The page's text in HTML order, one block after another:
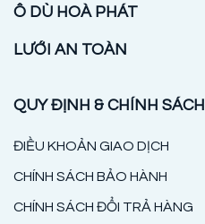
Ô DÙ HOÀ PHÁT
LƯỚI AN TOÀN
QUY ĐỊNH & CHÍNH SÁCH
ĐIỀU KHOẢN GIAO DỊCH
CHÍNH SÁCH BẢO HÀNH
CHÍNH SÁCH ĐỔI TRẢ HÀNG